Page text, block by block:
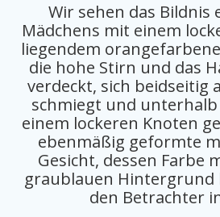
Wir sehen das Bildnis
Mädchens mit einem
liegendem
die hohe Stirn und das
verdeckt, sich beidseitig
schmiegt und unterhalb
einem lockeren Knoten
ebenmäßig geformte
Gesicht, dessen Farbe
graublauen
den Betrachter